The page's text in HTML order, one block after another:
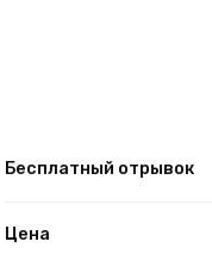
Бесплатный отрывок
Цена